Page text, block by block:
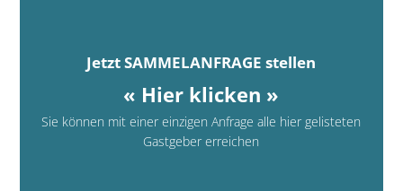
Jetzt SAMMELANFRAGE stellen
« Hier klicken »
Sie können mit einer einzigen Anfrage alle hier gelisteten
Gastgeber erreichen